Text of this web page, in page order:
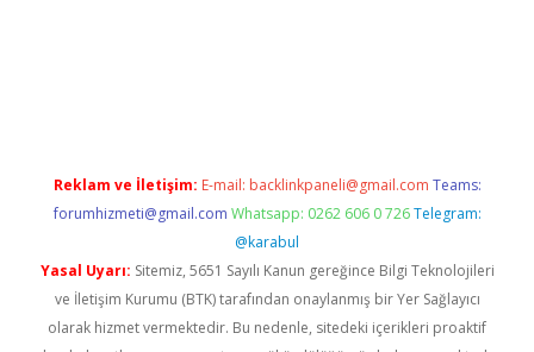
Reklam ve İletişim: E-mail: backlinkpaneli@gmail.com Teams:
forumhizmeti@gmail.com Whatsapp: 0262 606 0 726 Telegram:
@karabul
Yasal Uyarı: Sitemiz, 5651 Sayılı Kanun gereğince Bilgi Teknolojileri
ve İletişim Kurumu (BTK) tarafından onaylanmış bir Yer Sağlayıcı
olarak hizmet vermektedir. Bu nedenle, sitedeki içerikleri proaktif